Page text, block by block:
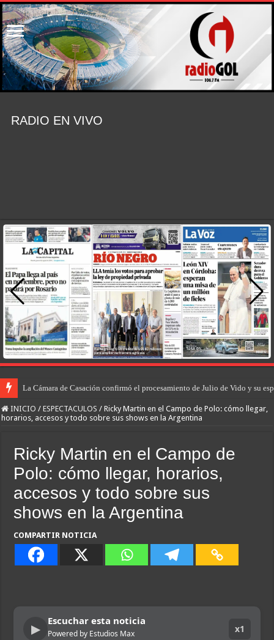
RADIO EN VIVO
La Cámara de Casación confirmó el procesamiento de Julio de Vido y su
INICIO / ESPECTACULOS / Ricky Martin en el Campo de Polo: cómo llegar,
horarios, accesos y todo sobre sus shows en la Argentina
Ricky Martin en el Campo de
Polo: cómo llegar, horarios,
accesos y todo sobre sus
shows en la Argentina
COMPARTIR NOTICIA
▶
Escuchar esta noticia
Powered by Estudios Max x1